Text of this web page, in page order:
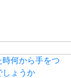
何から手をつ
しょうか